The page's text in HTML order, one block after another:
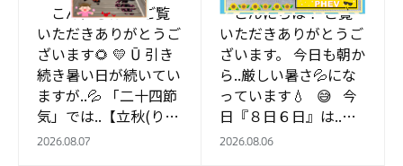
こんにちは！ ご覧
いただきありがとうご
ざいます🌻 💛 Ū 引き
続き暑い日が続いてい
ますが..💦 「二十四節
気」では..【立秋(りっ
しゅう)】 ８月７
2026.08.07
こんにちは！ ご覧
いただきありがとうご
ざいます。 今日も朝か
ら..厳しい暑さ💦にな
っています💧 😅 今
日『８日６日』は..忘
れてはいけない日👏
2026.08.06